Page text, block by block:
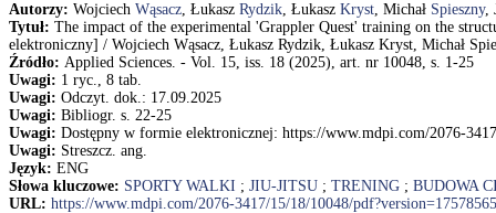
Autorzy: Wojciech Wąsacz, Łukasz Rydzik, Łukasz Kryst, Michał Spieszny,
Tytuł: The impact of the experimental 'Grappler Quest' training on the
elektroniczny] / Wojciech Wąsacz, Łukasz Rydzik, Łukasz Kryst, Michał
Źródło: Applied Sciences. - Vol. 15, iss. 18 (2025), art. nr 10048, s. 1-25
Uwagi: 1 ryc., 8 tab.
Uwagi: Odczyt. dok.: 17.09.2025
Uwagi: Bibliogr. s. 22-25
Uwagi: Dostępny w formie elektronicznej: https://www.mdpi.com/2076-
Uwagi: Streszcz. ang.
Język: ENG
Słowa kluczowe: SPORTY WALKI ; JIU-JITSU ; TRENING ; BUDOWA
URL: https://www.mdpi.com/2076-3417/15/18/10048/